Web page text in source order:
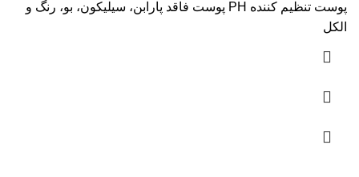
پوست تنظيم کننده PH پوست فاقد پارابن، سيليکون، بو، رنگ و
الکل